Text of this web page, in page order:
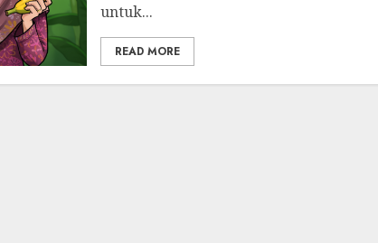
untuk...
READ MORE